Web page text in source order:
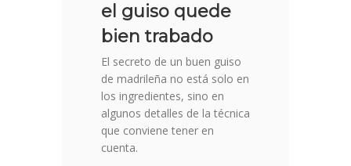
el guiso quede
bien trabado
El secreto de un buen guiso
de madrileña no está solo en
los ingredientes, sino en
algunos detalles de la técnica
que conviene tener en
cuenta.